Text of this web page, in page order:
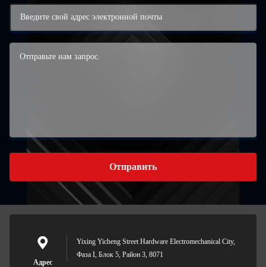
Отправить
Адрес
Yixing Yicheng Street Hardware Electromechanical City,
Фаза I, Блок 5, Район 3, 8071